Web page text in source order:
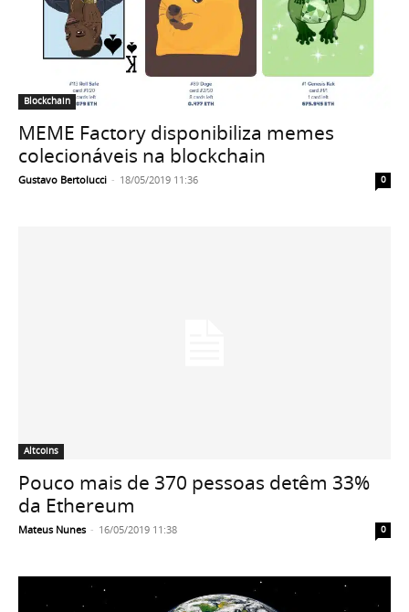
Blockchain
MEME Factory disponibiliza memes
colecionáveis na blockchain
Gustavo Bertolucci - 18/05/2019 11:36 0
Altcoins
Pouco mais de 370 pessoas detêm 33%
da Ethereum
Mateus Nunes - 16/05/2019 11:38 0